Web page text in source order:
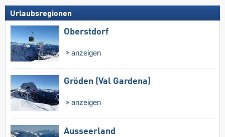
Urlaubsregionen
Oberstdorf
anzeigen
Gröden (Val Gardena)
anzeigen
Ausseerland